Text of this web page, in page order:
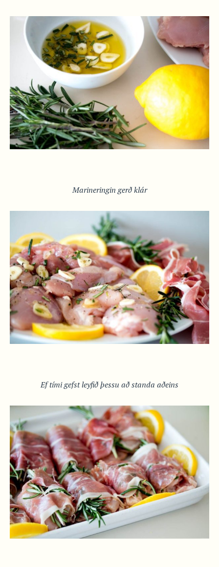
Marineringin gerð klár
Ef tími gefst leyfið þessu að standa aðeins